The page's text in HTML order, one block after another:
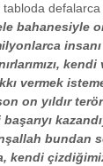
tabloda defalarca
bahanesiyle
kendi
vermek
on yıldır
bundan
kendi